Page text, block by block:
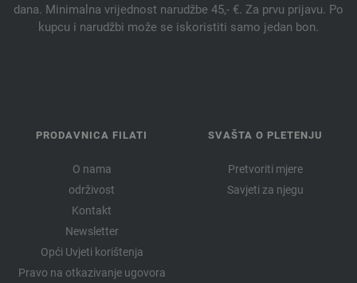
dana. Minimalna vrijednost narudžbe 45,- €. Za prvu prijavu. Po
kupcu i narudžbi može se iskoristiti samo jedan bon.
PRODAVNICA FILATI
O nama
održivost
Kontakt
Newsletter
Opći Uvjeti korištenja
Pravo na otkazivanje ugovora
SVAŠTA O PLETENJU
Pretvoriti mjere
Savjeti za njegu